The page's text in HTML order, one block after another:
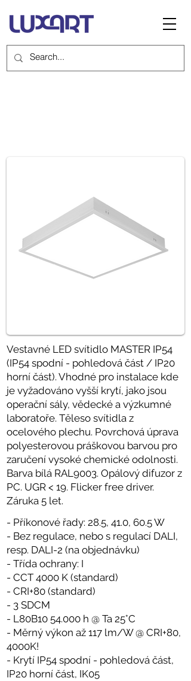
Vestavné LED svítidlo MASTER IP54
(IP54 spodní - pohledová část / IP20
horní část). Vhodné pro instalace kde
je vyžadováno vyšší krytí, jako jsou
operační sály, vědecké a výzkumné
laboratoře. Těleso svítidla z
ocelového plechu. Povrchová úprava
polyesterovou práškovou barvou pro
zaručení vysoké chemické odolnosti.
Barva bílá RAL9003. Opálový difuzor z
PC. UGR < 19. Flicker free driver.
Záruka 5 let.
- Příkonové řady: 28.5, 41.0, 60.5 W
- Bez regulace, nebo s regulací DALI,
resp. DALI-2 (na objednávku)
- Třída ochrany: I
- CCT 4000 K (standard)
- CRI+80 (standard)
- 3 SDCM
- L80B10 54.000 h @ Ta 25°C
- Měrný výkon až 117 lm/W @ CRI+80,
4000K!
- Krytí IP54 spodní - pohledová část,
IP20 horní část, IK05